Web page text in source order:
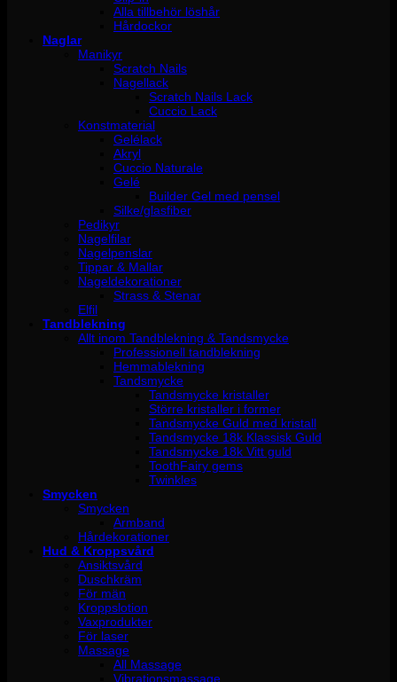
Alla tillbehör löshår
Hårdockor
Naglar
Manikyr
Scratch Nails
Nagellack
Scratch Nails Lack
Cuccio Lack
Konstmaterial
Gelélack
Akryl
Cuccio Naturale
Gelé
Builder Gel med pensel
Silke/glasfiber
Pedikyr
Nagelfilar
Nagelpenslar
Tippar & Mallar
Nageldekorationer
Strass & Stenar
Elfil
Tandblekning
Allt inom Tandblekning & Tandsmycke
Professionell tandblekning
Hemmablekning
Tandsmycke
Tandsmycke kristaller
Större kristaller i former
Tandsmycke Guld med kristall
Tandsmycke 18k Klassisk Guld
Tandsmycke 18k Vitt guld
ToothFairy gems
Twinkles
Smycken
Smycken
Armband
Hårdekorationer
Hud & Kroppsvård
Ansiktsvård
Duschkräm
För män
Kroppslotion
Vaxprodukter
För laser
Massage
All Massage
Vibrationsmassage